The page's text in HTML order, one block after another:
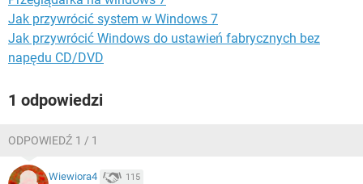
Jak przywrócić system w Windows 7
Jak przywrócić Windows do ustawień fabrycznych bez
napędu CD/DVD
1 odpowiedzi
ODPOWIEDŹ 1 / 1
Wiewiora4 115